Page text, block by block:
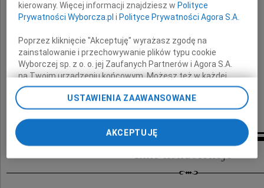
Rodzinie i Bliskim
składamy
wyrazy szczerego współczucia
koleżanki i koledzy
z Katedry Gospodarki Przestrzennej
Inne kondolencje
kierowany. Więcej informacji znajdziesz w Polityce
Prywatności Wyborcza.pl i Polityce Prywatności Agora S.A.
Poprzez kliknięcie "Akceptuję" wyrażasz zgodę na
zainstalowanie i przechowywanie plików typu cookie
Wyborczej sp. z o. o. jej Zaufanych Partnerów i Agora S.A.
na Twoim urządzeniu końcowym. Możesz też w każdej
chwili zmienić swoje preferencje dot. plików cookie,
ponownie wywołując narzędzie do zarządzania Twoimi
preferencjami dot. przetwarzania danych poprzez
odnośnik „Ustawienia prywatności” w stopce serwisu i
przechodząc do sekcji „Ustawienia zaawansowane”.
Zmiana ustawień plików cookie możliwa jest także za
pomocą ustawień przeglądarki.
USTAWIENIA ZAAWANSOWANE
AKCEPTUJĘ